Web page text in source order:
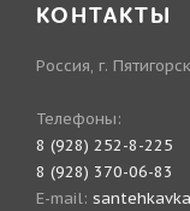
КОНТАКТЫ
Россия, г.
Телефоны:
8 (928) 252-8-225
8 (928) 370-06-83
E-mail: